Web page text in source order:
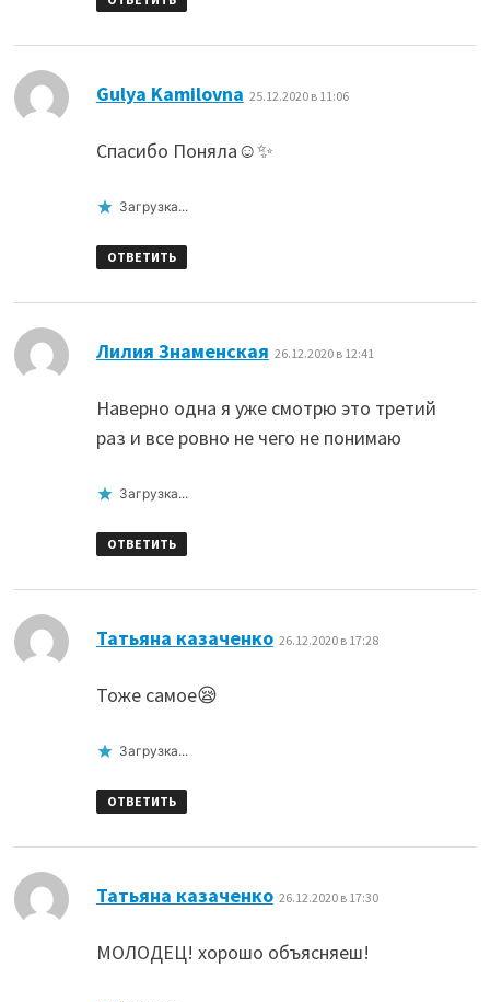
Gulya Kamilovna 25.12.2020 в 11:06
Спасибо Поняла☺️✨
Загрузка...
ОТВЕТИТЬ
Лилия Знаменская 26.12.2020 в 12:41
Наверно одна я уже смотрю это третий
раз и все ровно не чего не понимаю
Загрузка...
ОТВЕТИТЬ
Татьяна казаченко: 26.12.2020 в 17:28
Тоже самое😪
Загрузка...
ОТВЕТИТЬ
Татьяна казаченко: 26.12.2020 в 17:30
МОЛОДЕЦ! хорошо объясняеш!